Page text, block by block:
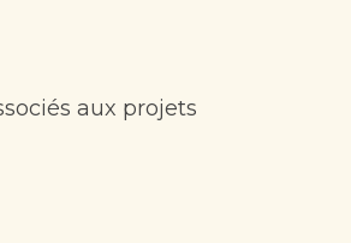
aux projets